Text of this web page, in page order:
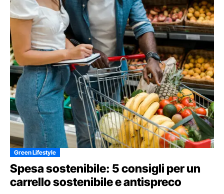
Green Lifestyle
Spesa sostenibile: 5 consigli per un
carrello sostenibile e antispreco